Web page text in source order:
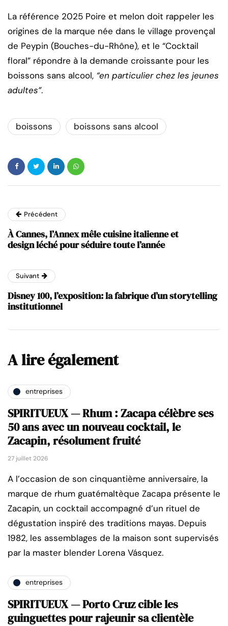
La référence 2025 Poire et melon doit rappeler les
origines de la marque née dans le village provençal
de Peypin (Bouches-du-Rhône), et le “Cocktail
floral” répondre à la demande croissante pour les
boissons sans alcool, “en particulier chez les jeunes
adultes”.
boissons boissons sans alcool
Précédent
À Cannes, l’Annex mêle cuisine italienne et
design léché pour séduire toute l’année
Suivant
Disney 100, l’exposition: la fabrique d’un storytelling
institutionnel
A lire également
entreprises
SPIRITUEUX — Rhum : Zacapa célèbre ses
50 ans avec un nouveau cocktail, le
Zacapin, résolument fruité
27 juillet 2026
A l’occasion de son cinquantième anniversaire, la
marque de rhum guatémaltèque Zacapa présente le
Zacapin, un cocktail accompagné d’un rituel de
dégustation inspiré des traditions mayas. Depuis
1982, les assemblages de la maison sont supervisés
par la master blender Lorena Vásquez.
entreprises
SPIRITUEUX — Porto Cruz cible les
guinguettes pour rajeunir sa clientèle